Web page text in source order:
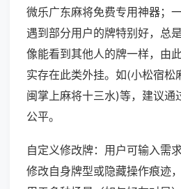
微乐广东麻将免费专用神器；
遇到部分用户的牌特别好，总
像能看到其他人的牌一样，由
实存在此类外挂。如(小松宿松
闽掌上麻将十三水)等，建议通
公平。
自定义修改牌：用户可输入需
修改自身牌型或隐藏操作痕迹